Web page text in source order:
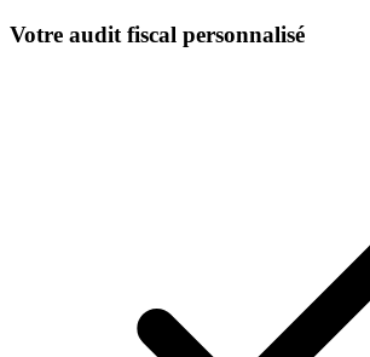
Votre audit fiscal personnalisé